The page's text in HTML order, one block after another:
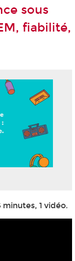
sous
fiabilité,
minutes, 1 vidéo.